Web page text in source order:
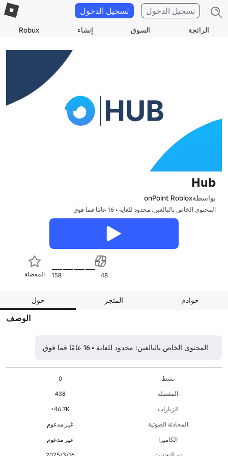
الرائجة السوق إنشاء Robux
تسجيل الدخول تسجيل الدخول
Hub
بواسطةonPoint Roblox
المحتوى الخاص بالبالغين: محدود للغاية • 16 عامًا فما فوق
المفضلة 158 48
حول المتجر خوادم
الوصف
المحتوى الخاص بالبالغين: محدود للغاية • 16 عامًا فما فوق
نشط
0
المفضلة
438
الزيارات
46.7K+
المحادثة الصوتية
غير مدعوم
الكاميرا
غير مدعوم
تم التحديث
16‏/3‏/2025